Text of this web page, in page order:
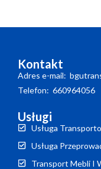
Kontakt
Adres e-mail:
Telefon: 660964056
Usługi
Usługa
Usługa
Transport Mebli I